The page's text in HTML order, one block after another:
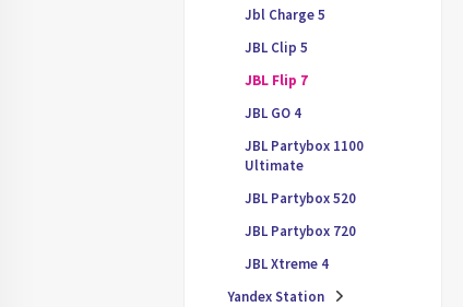
Jbl Charge 5
JBL Clip 5
JBL Flip 7
JBL GO 4
JBL Partybox 1100
Ultimate
JBL Partybox 520
JBL Partybox 720
JBL Xtreme 4
Yandex Station